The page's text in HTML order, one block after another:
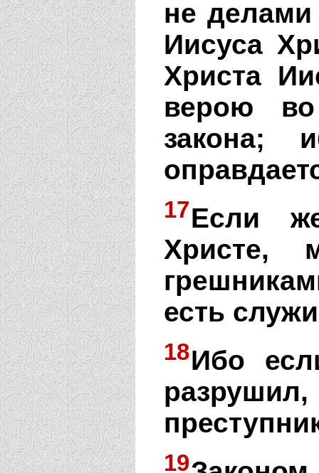
не делами
Иисуса
Христа
верою
закона;
17Если
Христе,
есть
18Ибо
19